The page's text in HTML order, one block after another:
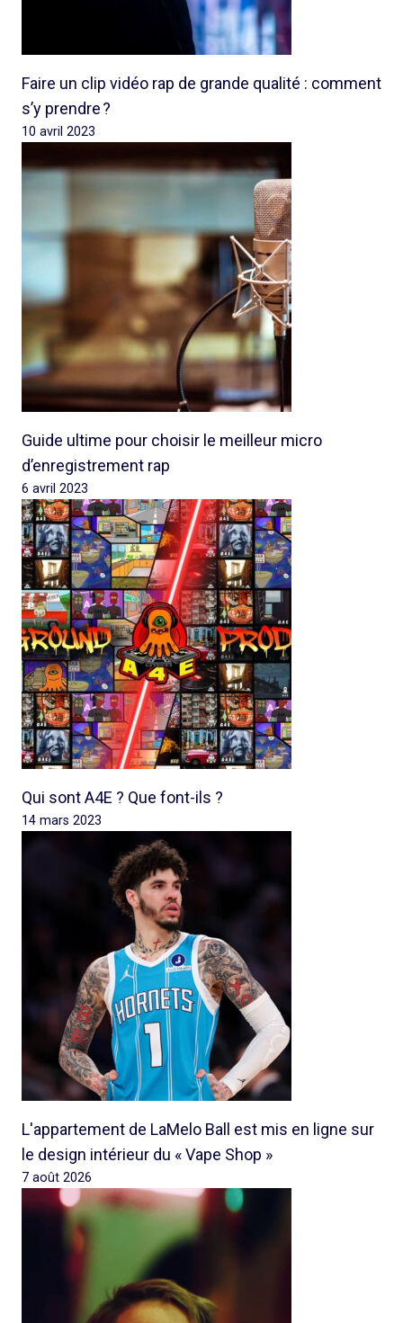
Faire un clip vidéo rap de grande qualité : comment
s’y prendre ?
10 avril 2023
Guide ultime pour choisir le meilleur micro
d’enregistrement rap
6 avril 2023
Qui sont A4E ? Que font-ils ?
14 mars 2023
L'appartement de LaMelo Ball est mis en ligne sur
le design intérieur du « Vape Shop »
7 août 2026